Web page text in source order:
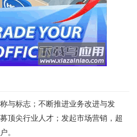
与标志；不断推进业务改进与发
顶尖行业人才；发起市场营销，超
。